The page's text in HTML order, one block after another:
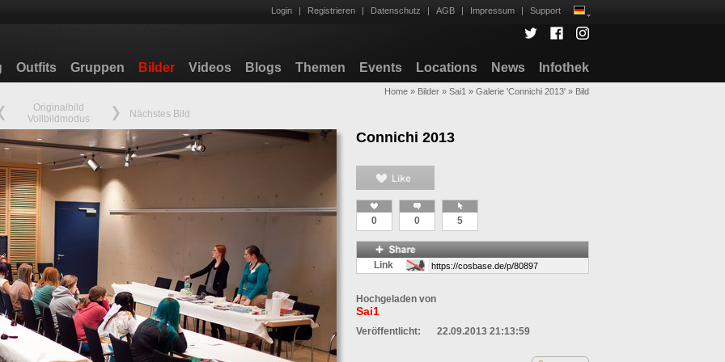
Login | Registrieren | Datenschutz | AGB | Impressum | Support
Outfits Gruppen Bilder Videos Blogs Themen Events Locations News Infothek
Home » Bilder » Sai1 » Galerie 'Connichi 2013' » Bild
Connichi 2013
0 0 5
Link
Hochgeladen von
Sai1
Veröffentlicht: 22.09.2013 21:13:59
Originalbild
Vollbildmodus
Nächstes Bild